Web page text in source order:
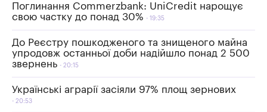
Поглинання Commerzbank: UniCredit нарощує
свою частку до понад 30%
19:35
До Реєстру пошкодженого та знищеного майна
упродовж останньої доби надійшло понад 2 500
звернень
20:15
Українські аграрії засіяли 97% площ зернових
20:53